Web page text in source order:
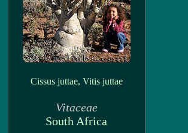
Cissus juttae, Vitis juttae
Vitaceae
South Africa